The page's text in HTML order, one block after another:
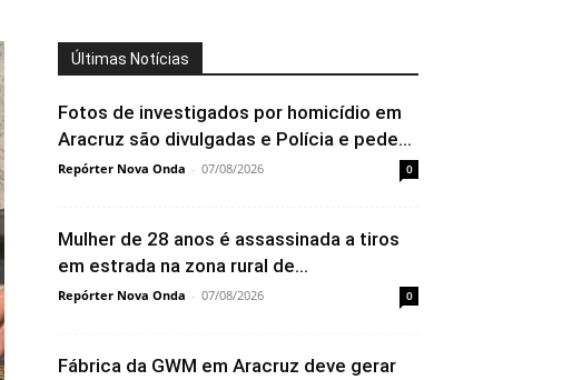
Últimas Notícias
Fotos de investigados por homicídio em
Aracruz são divulgadas e Polícia e pede...
Repórter Nova Onda - 07/08/2026 0
Mulher de 28 anos é assassinada a tiros
em estrada na zona rural de...
Repórter Nova Onda - 07/08/2026 0
Fábrica da GWM em Aracruz deve gerar